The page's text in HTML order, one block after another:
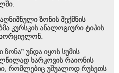
ზონის შექმნის
კურსკის ანალოგიური ტიპის
ზონა" უნდა იყოს სუმის
ხარკოვის რაიონის
რომლებიც უშუალოდ რუსეთს